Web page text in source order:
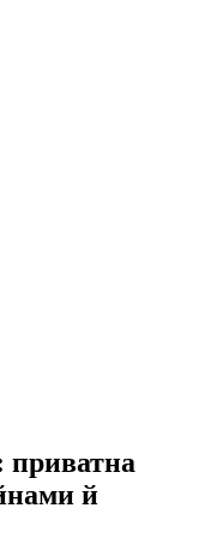
приватна
й